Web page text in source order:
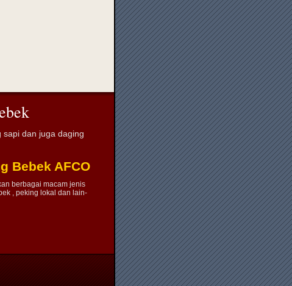
dan juga daging
Bebek AFCO
berbagai macam jenis
, peking lokal dan lain-